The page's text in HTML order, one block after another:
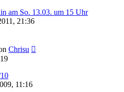
am So. 13.03. um 15 Uhr
21:36
Chrisu
11:16